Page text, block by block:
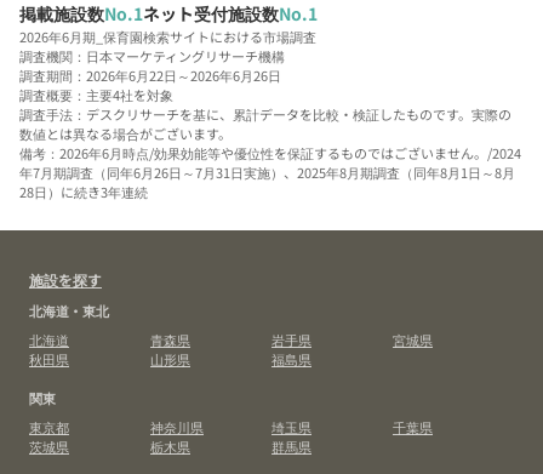
掲載施設数No.1ネット受付施設数No.1
2026年6月期_保育園検索サイトにおける市場調査
調査機関：日本マーケティングリサーチ機構
調査期間：2026年6月22日～2026年6月26日
調査概要：主要4社を対象
調査手法：デスクリサーチを基に、累計データを比較・検証したものです。実際の
数値とは異なる場合がございます。
備考：2026年6月時点/効果効能等や優位性を保証するものではございません。/2024
年7月期調査（同年6月26日～7月31日実施）、2025年8月期調査（同年8月1日～8月
28日）に続き3年連続
施設を探す
北海道・東北
北海道
青森県 岩手県
宮城県
秋田県
山形県
福島県
関東
東京都
神奈川県 埼玉県
千葉県
茨城県
栃木県
群馬県